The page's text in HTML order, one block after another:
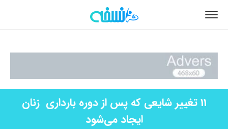
11 تغییر شایعی که پس از دوره بارداری زنان
ایجاد می‌شود